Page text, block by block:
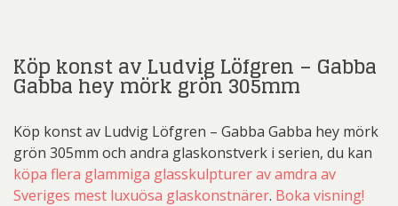
Köp konst av Ludvig Löfgren – Gabba
Gabba hey mörk grön 305mm
Köp konst av Ludvig Löfgren – Gabba Gabba hey mörk
grön 305mm och andra glaskonstverk i serien, du kan
köpa flera glammiga glasskulpturer av amdra av
Sveriges mest luxuösa glaskonstnärer. Boka visning!